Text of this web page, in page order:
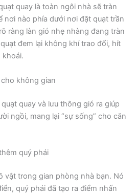
quay là toàn ngôi nhà sẽ tràn
nơi nào phía dưới nơi đặt quạt trần
ràng làn gió nhẹ nhàng đang tràn
đem lại không khí trao đổi, hít
khoái.
không gian
quay và lưu thông gió ra giúp
ngồi, mang lại “sự sống” cho căn
quý phái
vật trong gian phòng nhà bạn. Nó
quý phái đã tạo ra điểm nhấn